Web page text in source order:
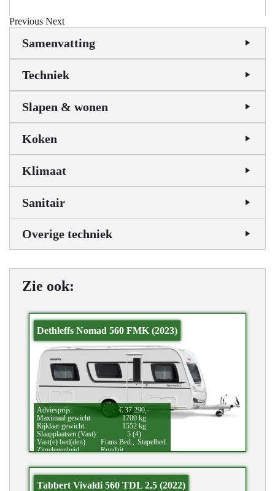
Previous Next
Samenvatting
Techniek
Slapen & wonen
Koken
Klimaat
Sanitair
Overige techniek
Zie ook:
Dethleffs Nomad 560 FMK (2023)
Adviesprijs:
€ 37.290,-
Maximaal gewicht:
1700 kg
Rijklaar gewicht:
1552 kg
Slaapplaatsen (Vast):
5 (4)
Vast(e) bed(den):
Frans Bed.,
Stapelbed.
Zitgelegenheid.:
Rondzit.
Tabbert Vivaldi 560 TDL 2,5 (2022)